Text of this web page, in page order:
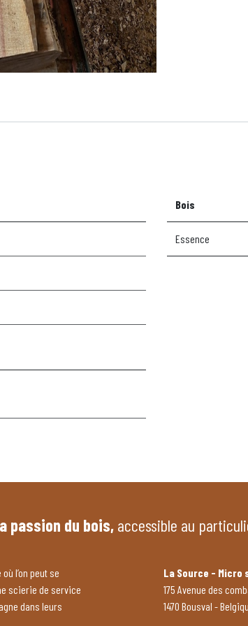
Bois
Essence
passion du bois, accessible au
l’on peut se
scierie de service
dans leurs
La Source - Micro
175 Avenue des
1470 Bousval -